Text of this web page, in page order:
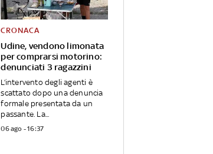
Udine, vendono limonata
per comprarsi motorino:
denunciati 3 ragazzini
CRONACA
L’intervento degli agenti è
scattato dopo una denuncia
formale presentata da un
passante. La...
06 ago - 16:37